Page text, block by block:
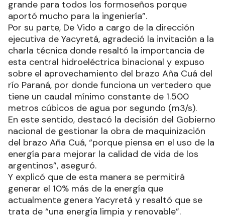
grande para todos los formoseños porque
aportó mucho para la ingeniería”.
Por su parte, De Vido a cargo de la dirección
ejecutiva de Yacyretá, agradeció la invitación a la
charla técnica donde resaltó la importancia de
esta central hidroeléctrica binacional y expuso
sobre el aprovechamiento del brazo Aña Cuá del
río Paraná, por donde funciona un vertedero que
tiene un caudal mínimo constante de 1.500
metros cúbicos de agua por segundo (m3/s).
En este sentido, destacó la decisión del Gobierno
nacional de gestionar la obra de maquinización
del brazo Aña Cuá, “porque piensa en el uso de la
energía para mejorar la calidad de vida de los
argentinos”, aseguró.
Y explicó que de esta manera se permitirá
generar el 10% más de la energía que
actualmente genera Yacyretá y resaltó que se
trata de “una energía limpia y renovable”.